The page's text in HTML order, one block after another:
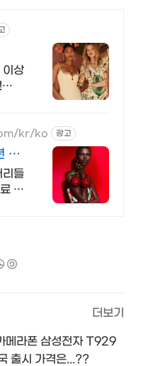
상
kr/ko 광고
가
리들
반
더보기
메라폰 삼성전자 T929
출시 가격은...??